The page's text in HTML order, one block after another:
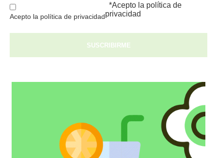
Acepto la política de privacidad
*Acepto la política de
privacidad